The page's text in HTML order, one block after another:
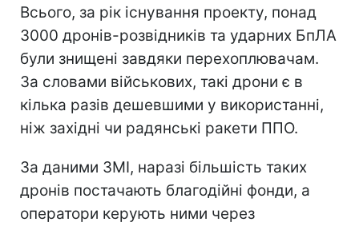
Всього, за рік існування проекту, понад
3000 дронів-розвідників та ударних БпЛА
були знищені завдяки перехоплювачам.
За словами військових, такі дрони є в
кілька разів дешевшими у використанні,
ніж західні чи радянські ракети ППО.
За даними ЗМІ, наразі більшість таких
дронів постачають благодійні фонди, а
оператори керують ними через